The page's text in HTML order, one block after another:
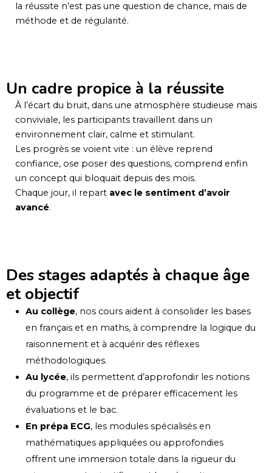
la réussite n’est pas une question de chance, mais de
méthode et de régularité.
Un cadre propice à la réussite
À l’écart du bruit, dans une atmosphère studieuse mais
conviviale, les participants travaillent dans un
environnement clair, calme et stimulant.
Les progrès se voient vite : un élève reprend
confiance, ose poser des questions, comprend enfin
un concept qui bloquait depuis des mois.
Chaque jour, il repart avec le sentiment d’avoir
avancé.
Des stages adaptés à chaque âge
et objectif
Au collège, nos cours aident à consolider les bases
en français et en maths, à comprendre la logique du
raisonnement et à acquérir des réflexes
méthodologiques.
Au lycée, ils permettent d’approfondir les notions
du programme et de préparer efficacement les
évaluations et le bac.
En prépa ECG, les modules spécialisés en
mathématiques appliquées ou approfondies
offrent une immersion totale dans la rigueur du